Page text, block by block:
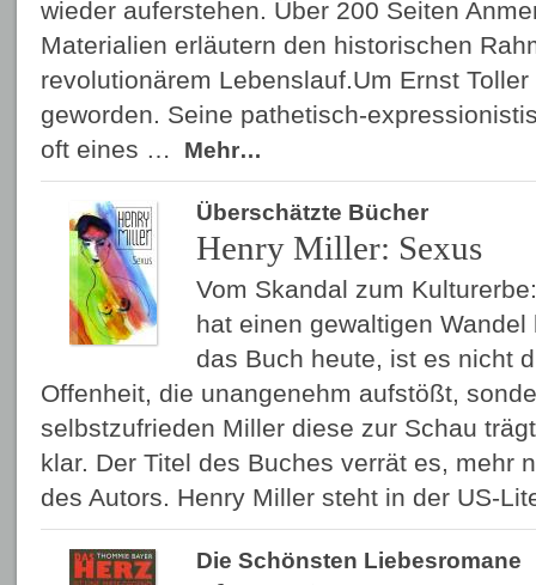
wieder auferstehen. Über 200 Seiten
Materialien erläutern den historischen
revolutionärem Lebenslauf.Um Ernst
geworden. Seine pathetisch-
oft eines …
Mehr…
Überschätzte Bücher
Henry Miller: Sexus
Vom Skandal zum
hat einen gewaltigen
das Buch heute, ist es nicht
Offenheit, die unangenehm aufstößt,
selbstzufrieden Miller diese zur Schau
klar. Der Titel des Buches verrät es, mehr
des Autors. Henry Miller steht in der US-
Die Schönsten Liebesromane